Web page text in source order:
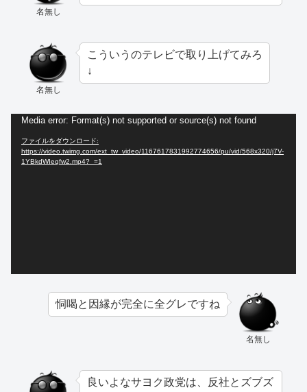
名無し
名無し
こういうのテレビで取り上げてみろ
↓
Media error: Format(s) not supported or source(s) not found
ファイルをダウンロード:
https://video.twimg.com/ext_tw_video/1167617831992774656/pu/vid/568x320/j7V-
1YBkdWIeqfw2.mp4?_=1
名無し
恫喝と因縁が完全に全グレですね
良いよなサヨク政党は、反社とズブズ